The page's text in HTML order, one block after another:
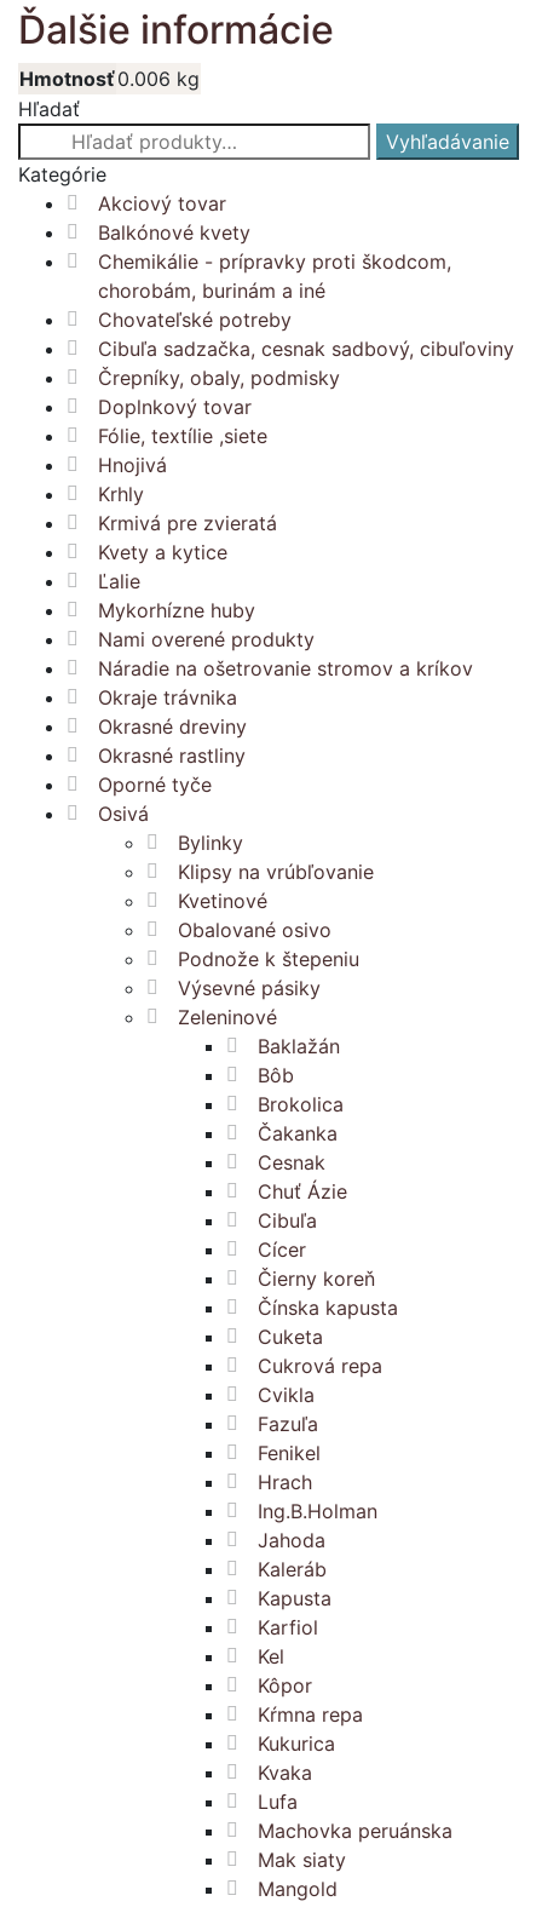
Ďalšie informácie
Hmotnosť0.006 kg
Hľadať
Hľadať:
Vyhľadávanie
Kategórie
Akciový tovar
Balkónové kvety
Chemikálie - prípravky proti škodcom,
chorobám, burinám a iné
Chovateľské potreby
Cibuľa sadzačka, cesnak sadbový, cibuľoviny
Črepníky, obaly, podmisky
Doplnkový tovar
Fólie, textílie ,siete
Hnojivá
Krhly
Krmivá pre zvieratá
Kvety a kytice
Ľalie
Mykorhízne huby
Nami overené produkty
Náradie na ošetrovanie stromov a kríkov
Okraje trávnika
Okrasné dreviny
Okrasné rastliny
Oporné tyče
Osivá
Bylinky
Klipsy na vrúbľovanie
Kvetinové
Obalované osivo
Podnože k štepeniu
Výsevné pásiky
Zeleninové
Baklažán
Bôb
Brokolica
Čakanka
Cesnak
Chuť Ázie
Cibuľa
Cícer
Čierny koreň
Čínska kapusta
Cuketa
Cukrová repa
Cvikla
Fazuľa
Fenikel
Hrach
Ing.B.Holman
Jahoda
Kaleráb
Kapusta
Karfiol
Kel
Kôpor
Kŕmna repa
Kukurica
Kvaka
Lufa
Machovka peruánska
Mak siaty
Mangold